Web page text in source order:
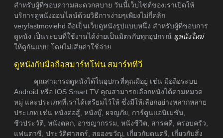
สำหรับผู้ที่ชอบความสะดวกสบาย วันนี้เว็บไซต์ของเราเปิดให้
บริการดูหนังออนไลน์ด้วยวิธีการง่ายๆเพียงไม่กี่คลิก
veryfastmoviehd ถือเป็นเว็บดูหนังรูปแบบหนึ่ง สำหรับผู้ที่ชอบการ
ดูหนัง เป็นระบบที่ใช้งานได้ง่ายเป็นมิตรกับทุกอุปกรณ์ ดูหนังใหม่
ให้ดูกันแบบ โดยไม่เสียค่าใช้จ่าย
ดูหนังกับมือถือสมาร์ทโฟน สมาร์ททีวี
คุณสามารถดูหนังได้ในอุปกรที่คุณมีอยู่ เช่น มือถือระบบ
Android หรือ IOS Smart TV คุณสามารถเลือกหนังได้ตามหมวด
หมู่ และประเภทที่เราได้เตรียมไว้ให้ ซึ่งมีให้เลือกอย่างหลากหลาย
ประเภท เช่น หนังต่อสู้, หนังบู๊, ผจญภัย, การ์ตูนแอนิเมชัน,
ชีวประวัติ, หนังตลก, อาชญากรรม, หนังชีวิต, สารคดี, ครอบครัว,
แฟนตาซี, ประวัติศาสตร์, สยองขวัญ, เกี่ยวกับดนตรี, เกี่ยวกับสิ่ง